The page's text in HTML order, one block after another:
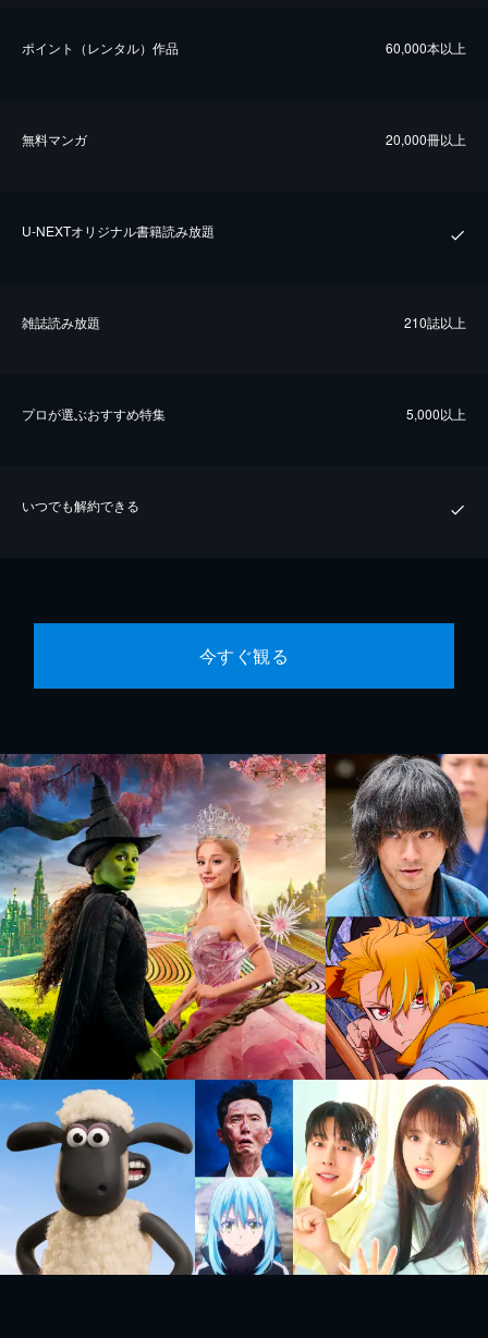
ポイント（レンタル）作品 60,000本以上
無料マンガ 20,000冊以上
U-NEXTオリジナル書籍読み放題
雑誌読み放題 210誌以上
プロが選ぶおすすめ特集 5,000以上
いつでも解約できる
今すぐ観る